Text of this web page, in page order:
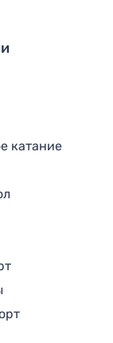
катание